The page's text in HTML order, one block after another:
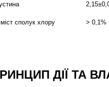
сполук хлору > 0,1%
ДІЇ ТА